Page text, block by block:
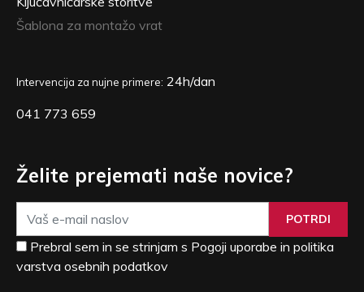
Šablona za montažo vrat
Intervencija za nujne primere: 24h/dan
041 773 659
Želite prejemati naše novice?
POTRDI
Prebral sem in se strinjam s Pogoji uporabe in politika
varstva osebnih podatkov